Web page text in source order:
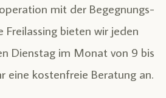
mit der Begegnungs­
Frei­lassing bieten wir jeden
Dienstag im Monat von 9 bis
eine kosten­freie Beratung an.